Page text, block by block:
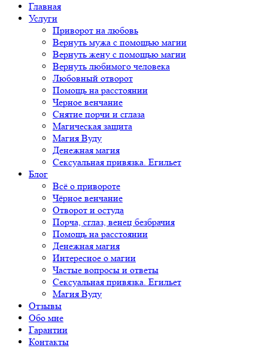
Главная
Услуги
Приворот на любовь
Вернуть мужа с помощью магии
Вернуть жену с помощью магии
Вернуть любимого человека
Любовный отворот
Помощь на расстоянии
Черное венчание
Снятие порчи и сглаза
Магическая защита
Магия Вуду
Денежная магия
Сексуальная привязка. Егильет
Блог
Всё о привороте
Чёрное венчание
Отворот и остуда
Порча, сглаз, венец безбрачия
Помощь на расстоянии
Денежная магия
Интересное о магии
Частые вопросы и ответы
Сексуальная привязка. Егильет
Магия Вуду
Отзывы
Обо мне
Гарантии
Контакты